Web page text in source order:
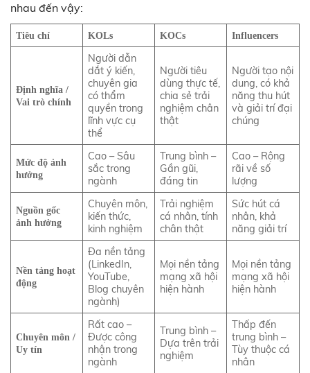
nhau đến vậy:
Tiêu chí KOLs KOCs Influencers
Định nghĩa /
Vai trò chính
Người dẫn
dắt ý kiến,
chuyên gia
có thẩm
quyền trong
lĩnh vực cụ
thể
Người tiêu
dùng thực tế,
chia sẻ trải
nghiệm chân
thật
Người tạo nội
dung, có khả
năng thu hút
và giải trí đại
chúng
Mức độ ảnh
hưởng
Cao – Sâu
sắc trong
ngành
Trung bình –
Gần gũi,
đáng tin
Cao – Rộng
rãi về số
lượng
Nguồn gốc
ảnh hưởng
Chuyên môn,
kiến thức,
kinh nghiệm
Trải nghiệm
cá nhân, tính
chân thật
Sức hút cá
nhân, khả
năng giải trí
Nền tảng hoạt
động
Đa nền tảng
(LinkedIn,
YouTube,
Blog chuyên
ngành)
Mọi nền tảng
mạng xã hội
hiện hành
Mọi nền tảng
mạng xã hội
hiện hành
Chuyên môn /
Uy tín
Rất cao –
Được công
nhận trong
ngành
Trung bình –
Dựa trên trải
nghiệm
Thấp đến
trung bình –
Tùy thuộc cá
nhân